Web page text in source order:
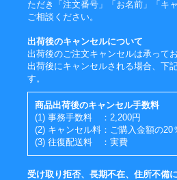
ただき「注文番号」「お名前」「キ
ご相談ください。
出荷後のキャンセルについて
出荷後のご注文キャンセルは承ってお
出荷後にキャンセルされる場合、下
す。
商品出荷後のキャンセル手数料
(1) 事務手数料 ：2,200円
(2) キャンセル料：ご購入金額の20
(3) 往復配送料 ：実費
受け取り拒否、長期不在、住所不備